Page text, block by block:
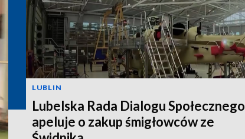
LUBLIN
Lubelska Rada Dialogu Społecznego
apeluje o zakup śmigłowców ze